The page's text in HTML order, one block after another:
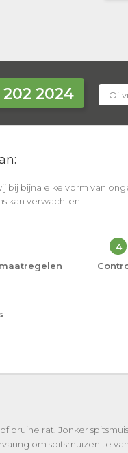
2024 Of
bij bijna elke vorm van
kan verwachten.
4
bruine rat. Jonker
om spitsmuizen te